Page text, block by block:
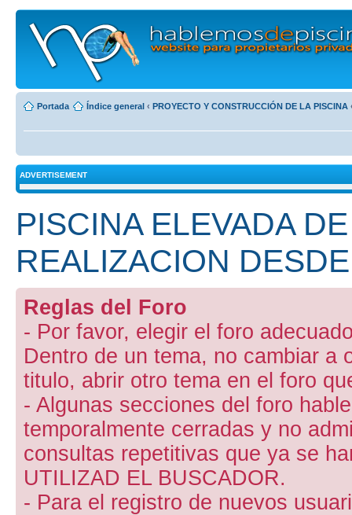
Portada Índice general ‹ PROYECTO Y CONSTRUCCIÓN DE LA PISCINA
ADVERTISEMENT
PISCINA ELEVADA
REALIZACION
Reglas del Foro
- Por favor, elegir el foro
Dentro de un tema, no cambiar a
titulo, abrir otro tema en el foro
- Algunas secciones del foro
temporalmente cerradas y no
consultas repetitivas que ya se
UTILIZAD EL BUSCADOR.
- Para el registro de nuevos